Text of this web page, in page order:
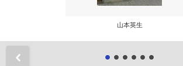
山本英生